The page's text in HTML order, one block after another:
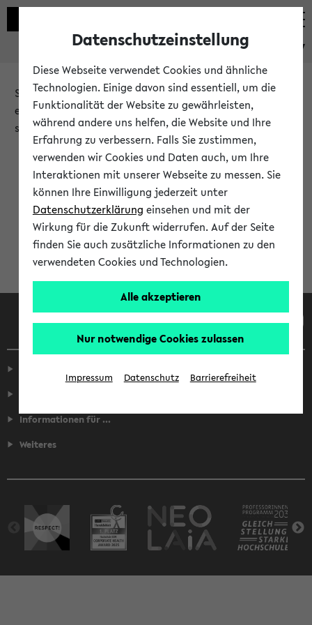
eKVV
Sie möchten auf eine eKVV Funktion zugreifen, die Ihnen
erst nach einer Anmeldung am System zur Verfügung
steht.
Bitte melden Sie sich an:
Anmeldung am eKVV
Informationen für ...
Weiteres
Datenschutzeinstellung
Diese Webseite verwendet Cookies und ähnliche
Technologien. Einige davon sind essentiell, um die
Funktionalität der Website zu gewährleisten,
während andere uns helfen, die Website und Ihre
Erfahrung zu verbessern. Falls Sie zustimmen,
verwenden wir Cookies und Daten auch, um Ihre
Interaktionen mit unserer Webseite zu messen. Sie
können Ihre Einwilligung jederzeit unter
Datenschutzerklärung einsehen und mit der
Wirkung für die Zukunft widerrufen. Auf der Seite
finden Sie auch zusätzliche Informationen zu den
verwendeten Cookies und Technologien.
Alle akzeptieren
Nur notwendige Cookies zulassen
Impressum Datenschutz Barrierefreiheit